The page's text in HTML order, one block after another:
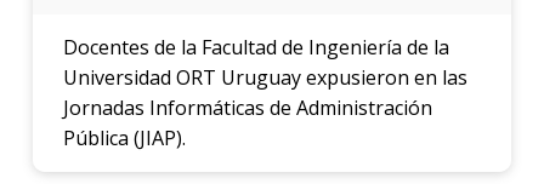
Docentes de la Facultad de Ingeniería de la
Universidad ORT Uruguay expusieron en las
Jornadas Informáticas de Administración
Pública (JIAP).